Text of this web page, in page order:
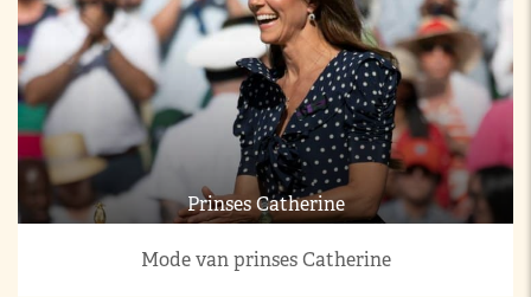
Prinses Catherine
Mode van prinses Catherine